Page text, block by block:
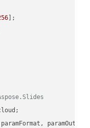
];
paramFormat,